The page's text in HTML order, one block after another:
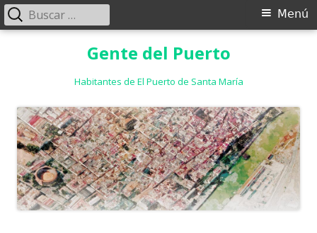
Gente del Puerto
Habitantes de El Puerto de Santa María
Menú
Menú
Buscar: